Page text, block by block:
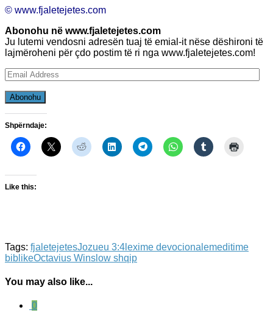
© www.fjaletejetes.com
Abonohu në www.fjaletejetes.com
Ju lutemi vendosni adresën tuaj të emial-it nëse dëshironi të
lajmëroheni për çdo postim të ri nga www.fjaletejetes.com!
Email
Address
Abonohu
Shpërndaje:
Like this:
Tags: fjaletejetesJozueu 3:4 lexime devocionalemeditime
biblikeOctavius Winslow shqip
You may also like...
0